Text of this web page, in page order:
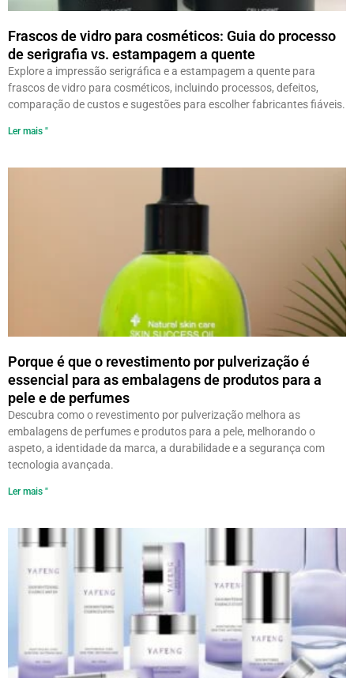
Frascos de vidro para cosméticos: Guia do processo
de serigrafia vs. estampagem a quente
Explore a impressão serigráfica e a estampagem a quente para
frascos de vidro para cosméticos, incluindo processos, defeitos,
comparação de custos e sugestões para escolher fabricantes fiáveis.
Ler mais "
Porque é que o revestimento por pulverização é
essencial para as embalagens de produtos para a
pele e de perfumes
Descubra como o revestimento por pulverização melhora as
embalagens de perfumes e produtos para a pele, melhorando o
aspeto, a identidade da marca, a durabilidade e a segurança com
tecnologia avançada.
Ler mais "